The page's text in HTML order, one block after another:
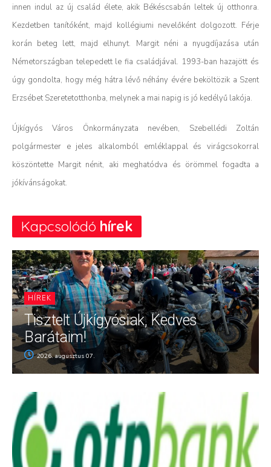
innen indul az új család élete, akik Békéscsabán leltek új otthonra.
Kezdetben tanítóként, majd kollégiumi nevelőként dolgozott. Férje
korán beteg lett, majd elhunyt. Margit néni a nyugdíjazása után
Németországban telepedett le fia családjával. 1993-ban hazajött és
úgy gondolta, hogy még hátra lévő néhány évére beköltözik a Szent
Erzsébet Szeretetotthonba, melynek a mai napig is jó kedélyű lakója.
Újkígyós Város Önkormányzata nevében, Szebellédi Zoltán
polgármester e jeles alkalomból emléklappal és virágcsokorral
köszöntette Margit nénit, aki meghatódva és örömmel fogadta a
jókívánságokat.
Kapcsolódó hírek
HÍREK
Tisztelt Újkígyósiak, Kedves
Barátaim!
2026. augusztus 07.